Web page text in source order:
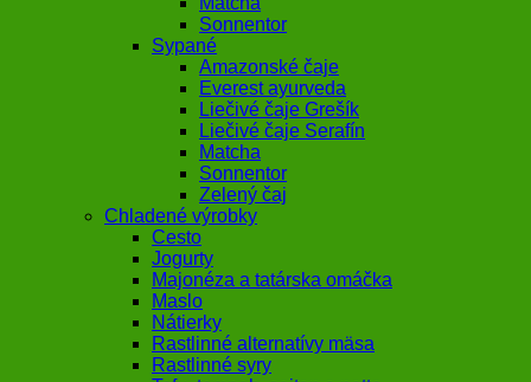
Sonnentor
Sypané
Amazonské čaje
Everest ayurveda
Liečivé čaje Grešík
Liečivé čaje Serafín
Matcha
Sonnentor
Zelený čaj
Chladené výrobky
Cesto
Jogurty
Majonéza a tatárska omáčka
Maslo
Nátierky
Rastlinné alternatívy mäsa
Rastlinné syry